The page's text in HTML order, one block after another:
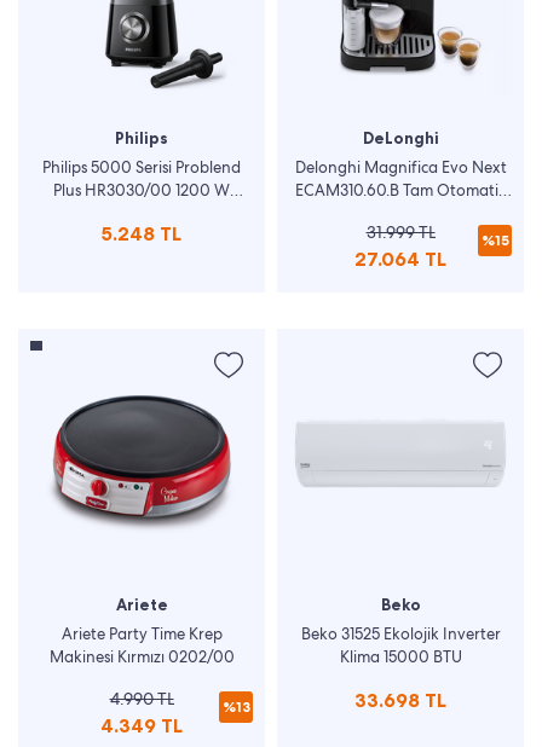
Philips
Philips 5000 Serisi Problend
Plus HR3030/00 1200 W
5.248 TL
DeLonghi
Delonghi Magnifica Evo Next
ECAM310.60.B Tam Otomatik
31.999 TL
27.064 TL
%15
Ariete
Ariete Party Time Krep
Makinesi Kırmızı 0202/00
4.990 TL
4.349 TL
%13
Beko
Beko 31525 Ekolojik Inverter
Klima 15000 BTU
33.698 TL